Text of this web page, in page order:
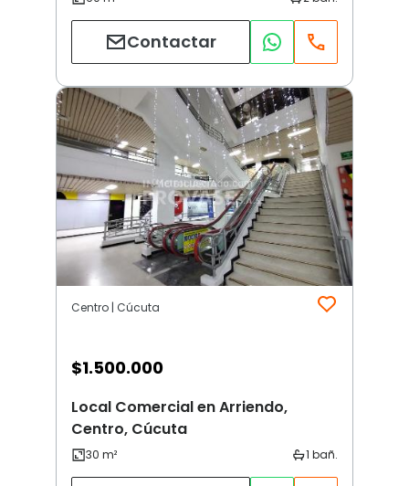
Contactar
Centro | Cúcuta
$1.500.000
Local Comercial en Arriendo,
Centro, Cúcuta